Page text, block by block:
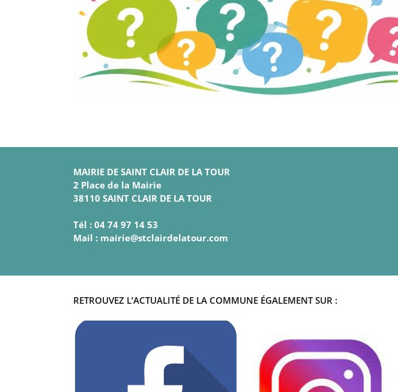
MAIRIE DE SAINT CLAIR DE LA TOUR
2 Place de la Mairie
38110 SAINT CLAIR DE LA TOUR
Tél : 04 74 97 14 53
Mail : mairie@stclairdelatour.com
RETROUVEZ L’ACTUALITÉ DE LA COMMUNE ÉGALEMENT SUR :